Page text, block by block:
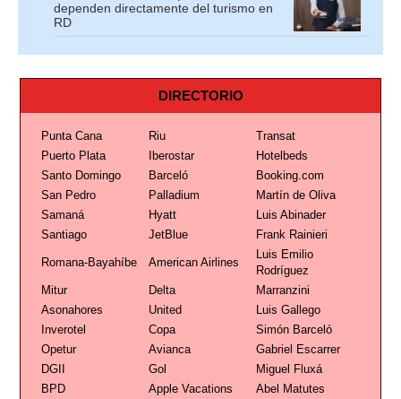
dependen directamente del turismo en
RD
DIRECTORIO
Punta Cana Riu
Transat
Puerto Plata
Iberostar
Hotelbeds
Santo Domingo
Barceló
Booking.com
San Pedro
Palladium
Martín de Oliva
Samaná
Hyatt
Luis Abinader
Santiago
JetBlue Frank Rainieri
Romana-Bayahíbe American Airlines
Luis Emilio
Rodríguez
Mitur
Delta
Marranzini
Asonahores
United
Luis Gallego
Inverotel
Copa
Simón Barceló
Opetur
Avianca
Gabriel Escarrer
DGII
Gol
Miguel Fluxá
BPD
Apple Vacations Abel Matutes